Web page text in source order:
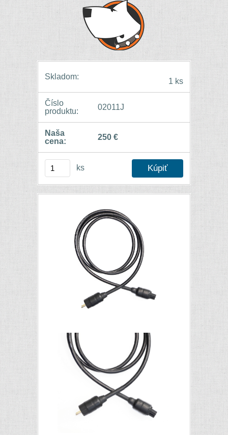
Skladom:
1 ks
Číslo
produktu:
02011J
Naša
cena:
250 €
ks